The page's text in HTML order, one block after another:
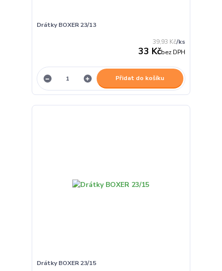
Drátky BOXER 23/13
39,93 Kč/ks
33 Kčbez DPH
Přidat do košíku
Drátky BOXER 23/15